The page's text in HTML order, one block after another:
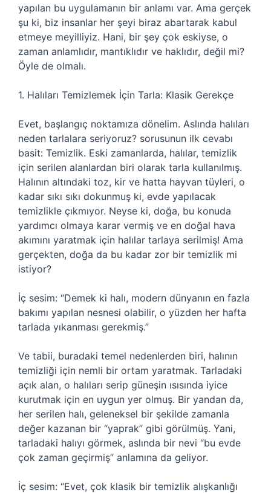
yapılan bu uygulamanın bir anlamı var. Ama gerçek
şu ki, biz insanlar her şeyi biraz abartarak kabul
etmeye meyilliyiz. Hani, bir şey çok eskiyse, o
zaman anlamlıdır, mantıklıdır ve haklıdır, değil mi?
Öyle de olmalı.
1. Halıları Temizlemek İçin Tarla: Klasik Gerekçe
Evet, başlangıç noktamıza dönelim. Aslında halıları
neden tarlalara seriyoruz? sorusunun ilk cevabı
basit: Temizlik. Eski zamanlarda, halılar, temizlik
için serilen alanlardan biri olarak tarla kullanılmış.
Halının altındaki toz, kir ve hatta hayvan tüyleri, o
kadar sıkı sıkı dokunmuş ki, evde yapılacak
temizlikle çıkmıyor. Neyse ki, doğa, bu konuda
yardımcı olmaya karar vermiş ve en doğal hava
akımını yaratmak için halılar tarlaya serilmiş! Ama
gerçekten, doğa da bu kadar zor bir temizlik mi
istiyor?
İç sesim: “Demek ki halı, modern dünyanın en fazla
bakımı yapılan nesnesi olabilir, o yüzden her hafta
tarlada yıkanması gerekmiş.”
Ve tabii, buradaki temel nedenlerden biri, halının
temizliği için nemli bir ortam yaratmak. Tarladaki
açık alan, o halıları serip güneşin ısısında iyice
kurutmak için en uygun yer olmuş. Bir yandan da,
her serilen halı, geleneksel bir şekilde zamanla
değer kazanan bir “yaprak” gibi görülmüş. Yani,
tarladaki halıyı görmek, aslında bir nevi “bu evde
çok zaman geçirmiş” anlamına da geliyor.
İç sesim: “Evet, çok klasik bir temizlik alışkanlığı